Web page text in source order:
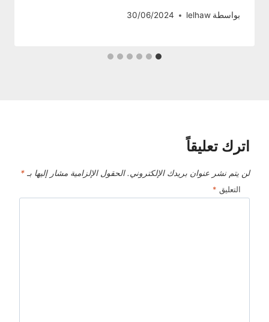
بواسطة lelhaw
30/06/2024
اترك تعليقاً
لن يتم نشر عنوان بريدك الإلكتروني. الحقول الإلزامية مشار إليها بـ *
التعليق *